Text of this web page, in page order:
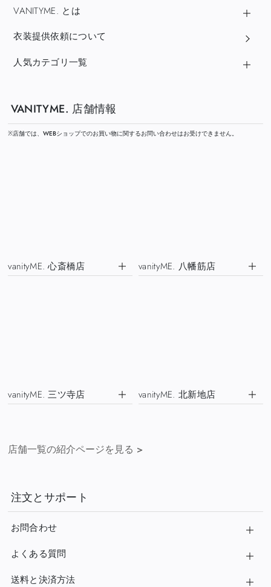
VANITYME. とは
衣装提供依頼について
人気カテゴリ一覧
VANITYME. 店舗情報
※店舗では、WEBショップでのお買い物に関するお問い合わせはお受けできません。
vanityME. 心斎橋店 vanityME. 八幡筋店
vanityME. 三ツ寺店 vanityME. 北新地店
店舗一覧の紹介ページを見る >
注文とサポート
お問合わせ
よくある質問
送料と決済方法